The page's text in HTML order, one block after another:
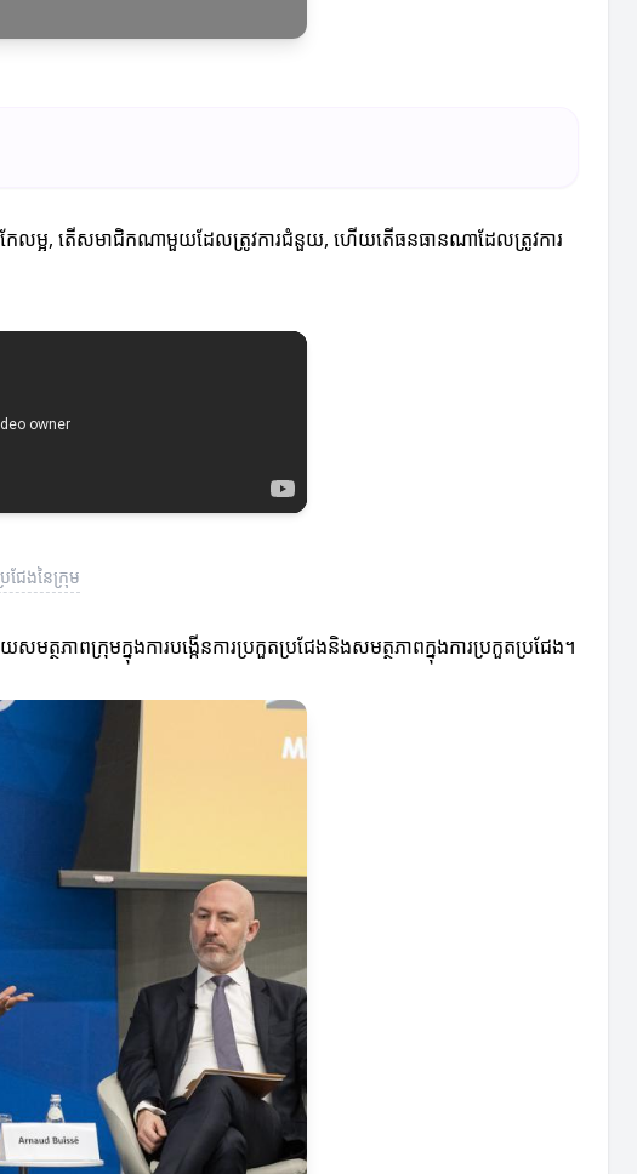
រកែលម្អ, តើសមាជិកណាមួយដែលត្រូវការជំនួយ, ហើយតើធនធានណាដែលត្រូវការ
ជែងនៃក្រុម
មត្ថភាពក្រុមក្នុងការបង្កើនការប្រកួតប្រជែងនិងសមត្ថភាពក្នុងការប្រកួតប្រជែង។